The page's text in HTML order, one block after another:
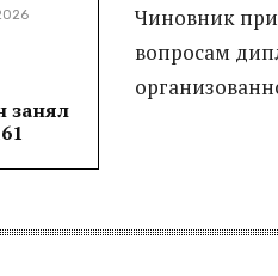
занял
Чиновник
вопросам